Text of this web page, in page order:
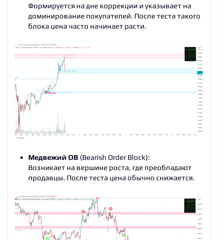
Формируется на дне коррекции и указывает на
доминирование покупателей. После теста такого
блока цена часто начинает расти.
Медвежий OB (Bearish Order Block):
Возникает на вершине роста, где преобладают
продавцы. После теста цена обычно снижается.